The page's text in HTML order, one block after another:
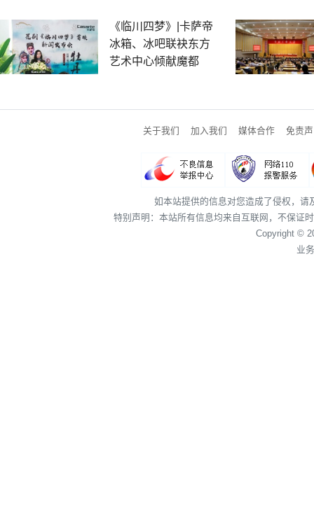
《临川四梦》|卡萨帝
冰箱、冰吧联袂东方
艺术中心倾献魔都
关于我们 加入我们 媒体合作 免责
如本站提供的信息对您造成了侵权，
特别声明：本站所有信息均来自互联网，不保证
Copyright ©
业